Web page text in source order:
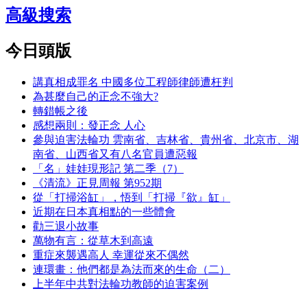
高級搜索
今日頭版
講真相成罪名 中國多位工程師律師遭枉判
為甚麼自己的正念不強大?
轉錯帳之後
感想兩則：發正念 人心
參與迫害法輪功 雲南省、吉林省、貴州省、北京市、湖
南省、山西省又有八名官員遭惡報
「名」娃娃現形記 第二季（7）
《清流》正見周報 第952期
從「打掃浴缸」，悟到「打掃『欲』缸」
近期在日本真相點的一些體會
勸三退小故事
萬物有言：從草木到高遠
重症來襲遇高人 幸運從來不偶然
連環畫：他們都是為法而來的生命（二）
上半年中共對法輪功教師的迫害案例